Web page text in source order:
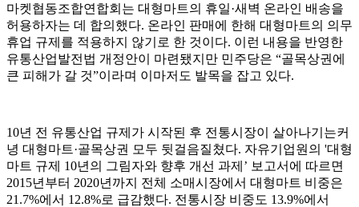
마켓협동조합연합회는 대형마트의 휴일·새벽 온라인 배송을
허용하자는 데 합의했다. 온라인 판매에 한해 대형마트의 의무
휴업 규제를 적용하지 않기로 한 것이다. 이런 내용을 반영한
유통산업발전법 개정안이 마련됐지만 민주당은 “골목상권에
큰 피해가 갈 것”이라며 이마저도 발목을 잡고 있다.
10년 전 유통산업 규제가 시작된 후 전통시장이 살아나기는커
녕 대형마트·골목상권 모두 뒷걸음질쳤다. 자유기업원의 '대형
마트 규제 10년의 그림자와 향후 개선 과제’ 보고서에 따르면
2015년부터 2020년까지 전체 소매시장에서 대형마트 비중은
21.7%에서 12.8%로 급감했다. 전통시장 비중도 13.9%에서